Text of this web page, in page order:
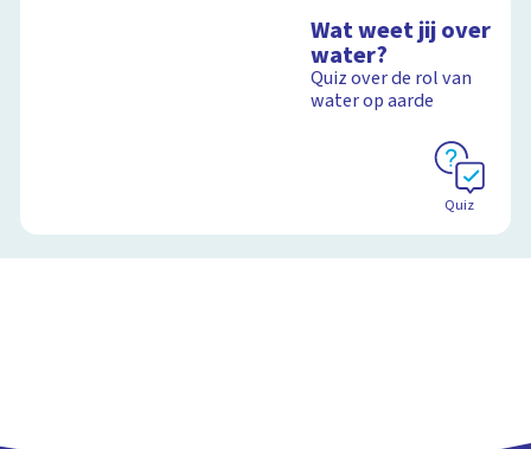
Wat weet jij over
water?
Quiz over de rol van
water op aarde
Quiz